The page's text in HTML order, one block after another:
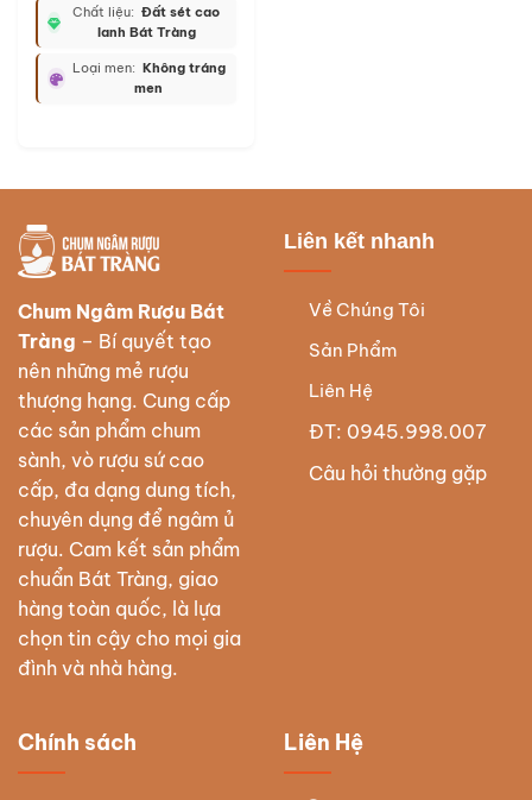
Chất liệu: Đất sét cao
lanh Bát Tràng
Loại men: Không tráng
men
Chum Ngâm Rượu Bát
Tràng – Bí quyết tạo
nên những mẻ rượu
thượng hạng. Cung cấp
các sản phẩm chum
sành, vò rượu sứ cao
cấp, đa dạng dung tích,
chuyên dụng để ngâm ủ
rượu. Cam kết sản phẩm
chuẩn Bát Tràng, giao
hàng toàn quốc, là lựa
chọn tin cậy cho mọi gia
đình và nhà hàng.
Liên kết nhanh
Về Chúng Tôi
Sản Phẩm
Liên Hệ
ĐT: 0945.998.007
Câu hỏi thường gặp
Chính sách Liên Hệ